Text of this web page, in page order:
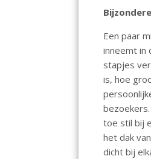
Een paar
inneemt in
stapjes
is, hoe
toe stil bij
het dak
dicht bij